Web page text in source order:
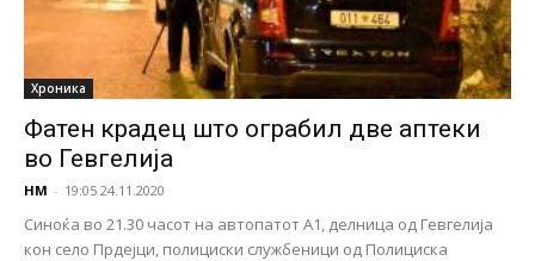
Хроника
Фатен крадец што ограбил две аптеки
во Гевгелија
НМ - 19:05 24.11.2020
Синоќа во 21.30 часот на автопатот А1, делница од Гевгелија
кон село Прдејци, полициски службеници од Полициска